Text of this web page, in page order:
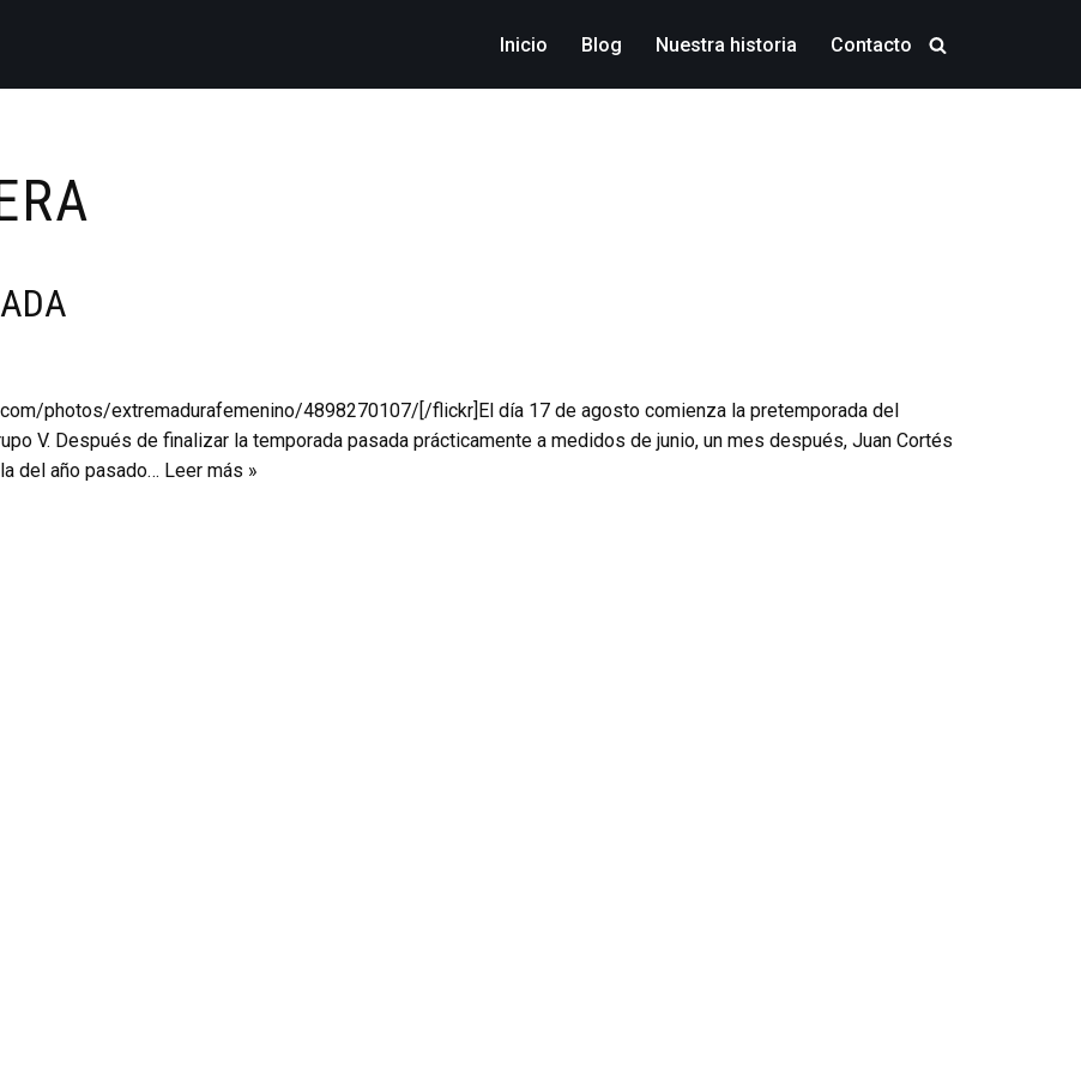
Inicio Blog Nuestra historia Contacto
photos/extremadurafemenino/4898270107/[/flickr]El día 17 de agosto comienza la pretemporada del
V. Después de finalizar la temporada pasada prácticamente a medidos de junio, un mes después, Juan Cortés
del año pasado… Leer más »